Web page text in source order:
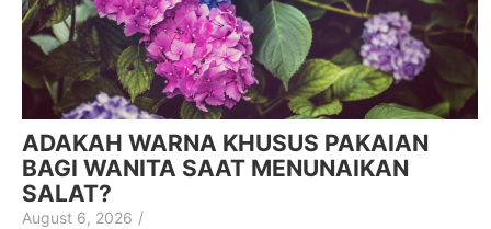
ADAKAH WARNA KHUSUS PAKAIAN
BAGI WANITA SAAT MENUNAIKAN
SALAT?
August 6, 2026 /